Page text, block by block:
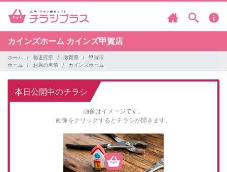
カインズホーム カインズ甲賀店
ホーム 都道府県 滋賀県
甲賀市
ホーム
お店の名前 カインズホーム
本日公開中のチラシ
画像はイメージです。
画像をクリックするとチラシが開きます。